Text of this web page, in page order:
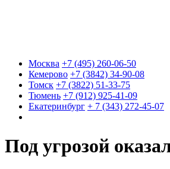
Москва +7 (495) 260-06-50
Кемерово +7 (3842) 34-90-08
Томск +7 (3822) 51-33-75
Тюмень +7 (912) 925-41-09
Екатеринбург + 7 (343) 272-45-07
Под угрозой